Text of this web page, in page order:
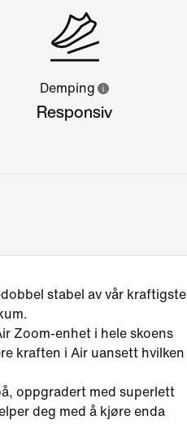
Demping
Responsiv
stabel av vår kraftigste
Zoom-enhet i hele skoens
kraften i Air uansett hvilken
oppgradert med superlett
deg med å kjøre enda